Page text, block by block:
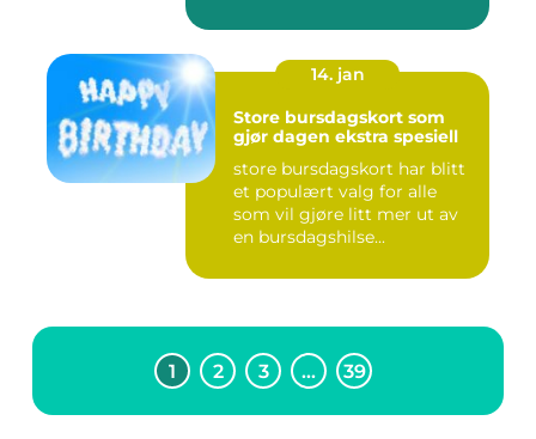
14. jan
Store bursdagskort som
gjør dagen ekstra spesiell
store bursdagskort har blitt
et populært valg for alle
som vil gjøre litt mer ut av
en bursdagshilse...
1 2 3 … 39